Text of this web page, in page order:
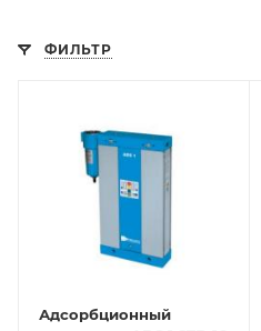
ФИЛЬТР
Адсорбционный